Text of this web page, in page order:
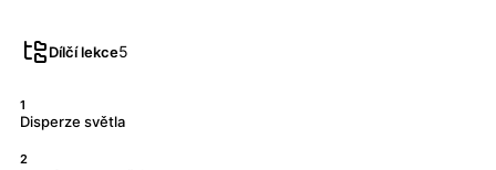
Dílčí lekce5
1
Disperze světla
2